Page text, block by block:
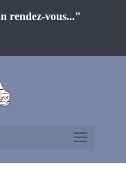
rendez-vous..."